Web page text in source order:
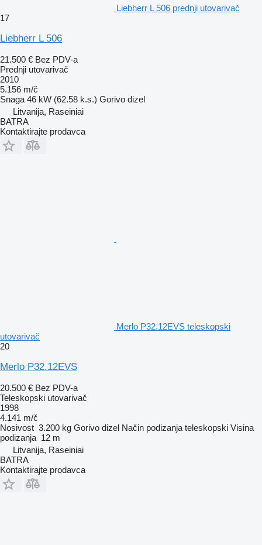
Liebherr L 506 prednji utovarivač
17
Liebherr L 506
21.500 € Bez PDV-a
Prednji utovarivač
2010
5.156 m/č
Snaga 46 kW (62.58 k.s.) Gorivo dizel
Litvanija, Raseiniai
BATRA
Kontaktirajte prodavca
Merlo P32.12EVS teleskopski
utovarivač
20
Merlo P32.12EVS
20.500 € Bez PDV-a
Teleskopski utovarivač
1998
4.141 m/č
Nosivost 3.200 kg Gorivo dizel Način podizanja teleskopski Visina
podizanja 12 m
Litvanija, Raseiniai
BATRA
Kontaktirajte prodavca